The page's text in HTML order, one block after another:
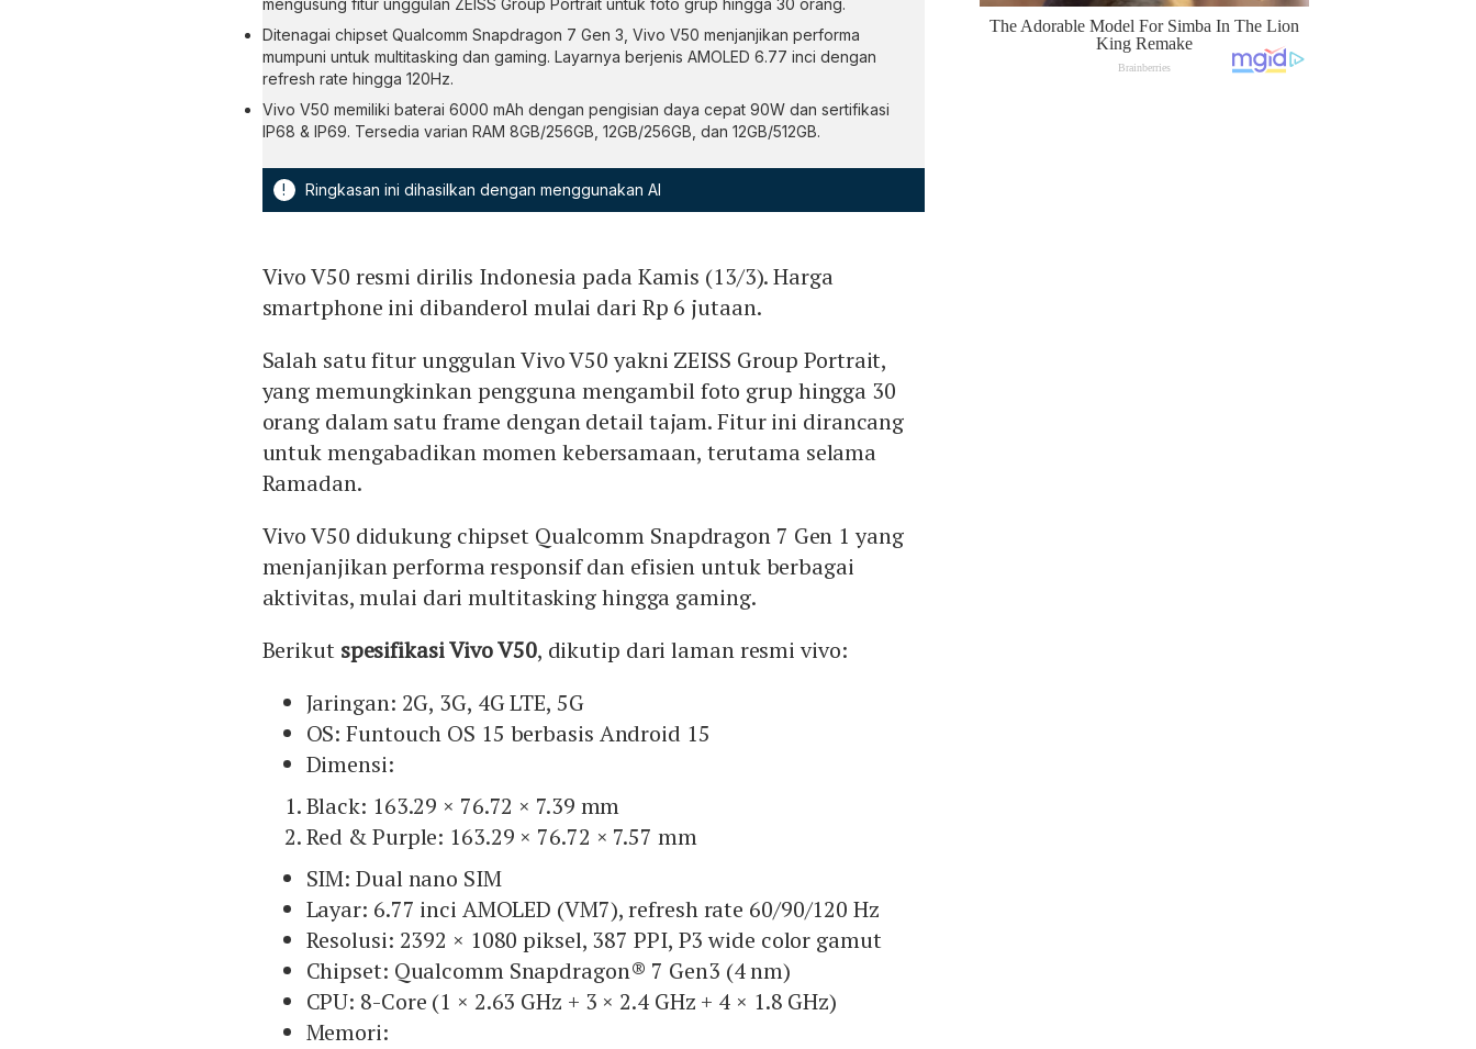
mengusung fitur unggulan ZEISS Group Portrait untuk foto grup hingga 30 orang.
Ditenagai chipset Qualcomm Snapdragon 7 Gen 3, Vivo V50 menjanjikan performa
mumpuni untuk multitasking dan gaming. Layarnya berjenis AMOLED 6.77 inci dengan
refresh rate hingga 120Hz.
Vivo V50 memiliki baterai 6000 mAh dengan pengisian daya cepat 90W dan sertifikasi
IP68 & IP69. Tersedia varian RAM 8GB/256GB, 12GB/256GB, dan 12GB/512GB.
! Ringkasan ini dihasilkan dengan menggunakan AI
Vivo V50 resmi dirilis Indonesia pada Kamis (13/3). Harga
smartphone ini dibanderol mulai dari Rp 6 jutaan.
Salah satu fitur unggulan Vivo V50 yakni ZEISS Group Portrait,
yang memungkinkan pengguna mengambil foto grup hingga 30
orang dalam satu frame dengan detail tajam. Fitur ini dirancang
untuk mengabadikan momen kebersamaan, terutama selama
Ramadan.
Vivo V50 didukung chipset Qualcomm Snapdragon 7 Gen 1 yang
menjanjikan performa responsif dan efisien untuk berbagai
aktivitas, mulai dari multitasking hingga gaming.
Berikut spesifikasi Vivo V50, dikutip dari laman resmi vivo:
Jaringan: 2G, 3G, 4G LTE, 5G
OS: Funtouch OS 15 berbasis Android 15
Dimensi:
Black: 163.29 × 76.72 × 7.39 mm
Red & Purple: 163.29 × 76.72 × 7.57 mm
SIM: Dual nano SIM
Layar: 6.77 inci AMOLED (VM7), refresh rate 60/90/120 Hz
Resolusi: 2392 × 1080 piksel, 387 PPI, P3 wide color gamut
Chipset: Qualcomm Snapdragon® 7 Gen3 (4 nm)
CPU: 8-Core (1 × 2.63 GHz + 3 × 2.4 GHz + 4 × 1.8 GHz)
Memori: